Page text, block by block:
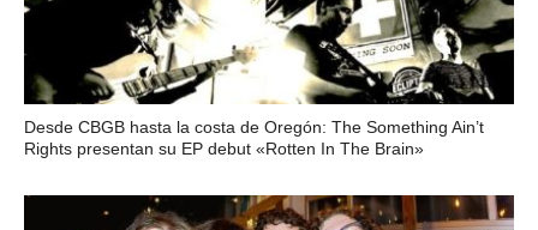
Desde CBGB hasta la costa de Oregón: The Something Ain’t
Rights presentan su EP debut «Rotten In The Brain»